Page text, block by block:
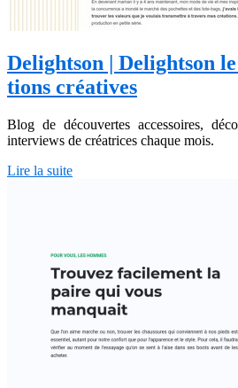
Delightson | Delightson
tions créatives
Blog de découvertes accessoires,
interviews de créatrices chaque mois.
Lire la suite